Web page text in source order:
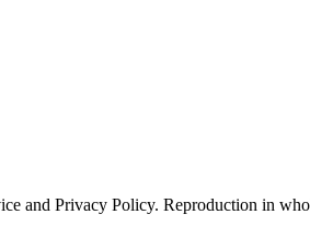
and Privacy Policy. Reproduction in